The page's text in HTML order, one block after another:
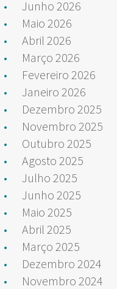
Junho 2026
Maio 2026
Abril 2026
Março 2026
Fevereiro 2026
Janeiro 2026
Dezembro 2025
Novembro 2025
Outubro 2025
Agosto 2025
Julho 2025
Junho 2025
Maio 2025
Abril 2025
Março 2025
Dezembro 2024
Novembro 2024